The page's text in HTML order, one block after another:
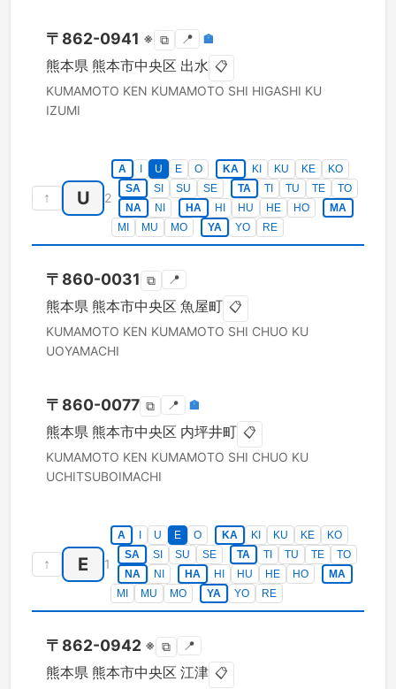
〒 862-0941 ※ ⧉ 📍 🏣
熊本県 熊本市中央区 出水 📋
KUMAMOTO KEN KUMAMOTO SHI HIGASHI KU
IZUMI
↑ U 2
A U E O KA KI KU KE
KO
SA
SI SU SE TA TI TU TE
TO
NA
NI HA HI HU HE HO
MA
MI
MU MO YA YO RE
〒 860-0031 ⧉ 📍
熊本県 熊本市中央区 魚屋町 📋
KUMAMOTO KEN KUMAMOTO SHI CHUO KU
UOYAMACHI
〒 860-0077 ⧉ 📍 🏣
熊本県 熊本市中央区 内坪井町 📋
KUMAMOTO KEN KUMAMOTO SHI CHUO KU
UCHITSUBOIMACHI
↑ E 1
A U E O KA KI KU KE
KO
SA
SI SU SE TA TI TU TE
TO
NA
NI HA HI HU HE HO
MA
MI
MU MO YA YO RE
〒 862-0942 ※ ⧉ 📍
熊本県 熊本市中央区 江津 📋